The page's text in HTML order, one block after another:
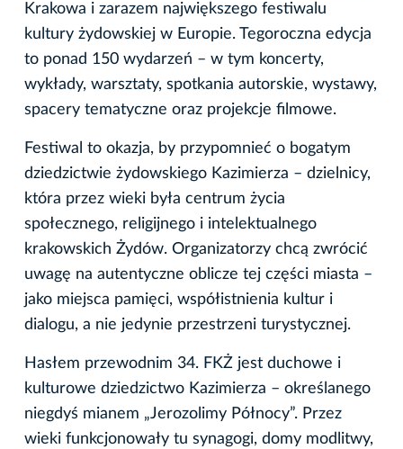
Krakowa i zarazem największego festiwalu
kultury żydowskiej w Europie. Tegoroczna edycja
to ponad 150 wydarzeń – w tym koncerty,
wykłady, warsztaty, spotkania autorskie, wystawy,
spacery tematyczne oraz projekcje filmowe.
Festiwal to okazja, by przypomnieć o bogatym
dziedzictwie żydowskiego Kazimierza – dzielnicy,
która przez wieki była centrum życia
społecznego, religijnego i intelektualnego
krakowskich Żydów. Organizatorzy chcą zwrócić
uwagę na autentyczne oblicze tej części miasta –
jako miejsca pamięci, współistnienia kultur i
dialogu, a nie jedynie przestrzeni turystycznej.
Hasłem przewodnim 34. FKŻ jest duchowe i
kulturowe dziedzictwo Kazimierza – określanego
niegdyś mianem „Jerozolimy Północy”. Przez
wieki funkcjonowały tu synagogi, domy modlitwy,